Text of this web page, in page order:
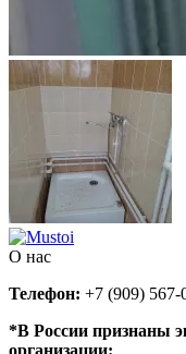
О нас
Телефон: +7 (909) 567-
*В России признаны
организации: